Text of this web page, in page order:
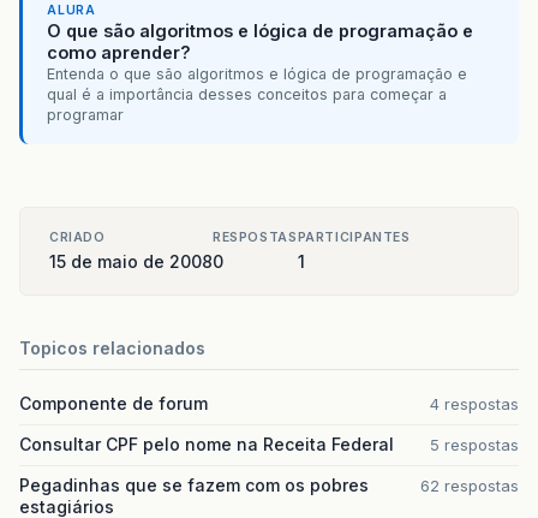
ALURA
O que são algoritmos e lógica de programação e
como aprender?
Entenda o que são algoritmos e lógica de programação e
qual é a importância desses conceitos para começar a
programar
CRIADO
15 de maio de 2008
RESPOSTAS
0
PARTICIPANTES
1
Topicos relacionados
Componente de forum 4 respostas
Consultar CPF pelo nome na Receita Federal 5 respostas
Pegadinhas que se fazem com os pobres
estagiários
62 respostas